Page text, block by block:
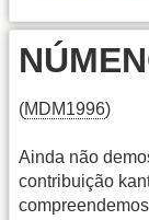
(MDM1996)
Ainda não
contribuição